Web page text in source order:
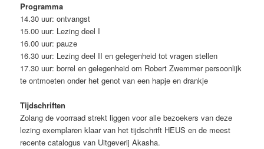
Programma
14.30 uur: ontvangst
15.00 uur: Lezing deel I
16.00 uur: pauze
16.30 uur: Lezing deel II en gelegenheid tot vragen stellen
17.30 uur: borrel en gelegenheid om Robert Zwemmer persoonlijk
te ontmoeten onder het genot van een hapje en drankje
Tijdschriften
Zolang de voorraad strekt liggen voor alle bezoekers van deze
lezing exemplaren klaar van het tijdschrift HEUS en de meest
recente catalogus van Uitgeverij Akasha.